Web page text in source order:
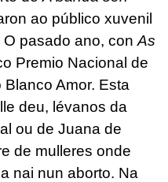
ao público xuvenil
pasado ano, con As
Premio Nacional de
Amor. Esta
deu, lévanos da
ou de Juana de
de mulleres onde
nai nun aborto. Na